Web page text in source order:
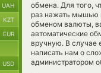
обмена. Для того,
раз нажать мышью
обменом валюты,
автоматические
вручную. В случае
написать нам о
администратором
UAH
KZT
EUR
USD